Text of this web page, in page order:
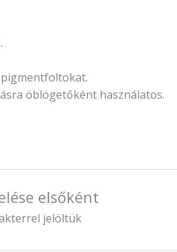
öblögetőként használatos.
elsőként
jelöltük